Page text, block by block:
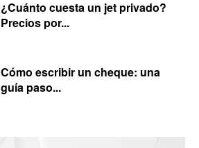
¿Cuánto cuesta un jet privado?
Precios por...
Cómo escribir un cheque: una
guía paso...